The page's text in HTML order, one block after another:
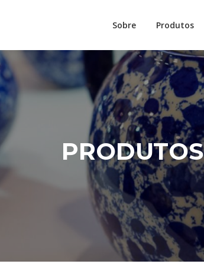
Sobre Produtos
PRODUTOS